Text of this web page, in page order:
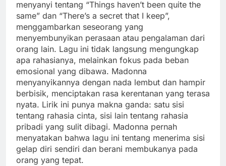
menyanyi tentang “Things haven’t been quite the
same” dan “There’s a secret that I keep”,
menggambarkan seseorang yang
menyembunyikan perasaan atau pengalaman dari
orang lain. Lagu ini tidak langsung mengungkap
apa rahasianya, melainkan fokus pada beban
emosional yang dibawa. Madonna
menyanyikannya dengan nada lembut dan hampir
berbisik, menciptakan rasa kerentanan yang terasa
nyata. Lirik ini punya makna ganda: satu sisi
tentang rahasia cinta, sisi lain tentang rahasia
pribadi yang sulit dibagi. Madonna pernah
menyatakan bahwa lagu ini tentang menerima sisi
gelap diri sendiri dan berani membukanya pada
orang yang tepat.